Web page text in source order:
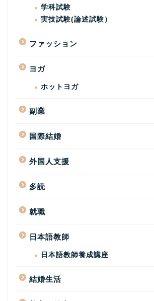
学科試験
実技試験(論述試験）
ファッション
ヨガ
ホットヨガ
副業
国際結婚
外国人支援
多読
就職
日本語教師
日本語教師養成講座
結婚生活